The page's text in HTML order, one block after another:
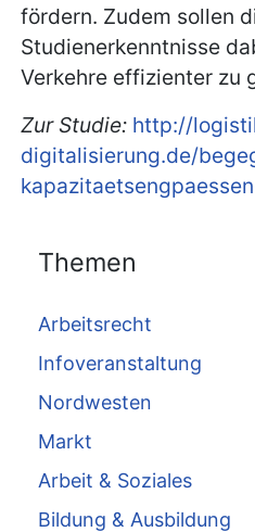
fördern. Zudem sollen
Studienerkenntnisse
Verkehre effizienter zu
Zur Studie: http://
digitalisierung.de/
Themen
Arbeitsrecht
Infoveranstaltung
Nordwesten
Markt
Arbeit & Soziales
Bildung & Ausbildung